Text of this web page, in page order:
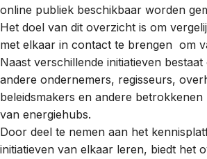
online publiek beschikbaar worden
Het doel van dit overzicht is om
met elkaar in contact te brengen om
Naast verschillende initiatieven
andere ondernemers, regisseurs,
beleidsmakers en andere
van energiehubs.
Door deel te nemen aan het
initiatieven van elkaar leren, biedt het